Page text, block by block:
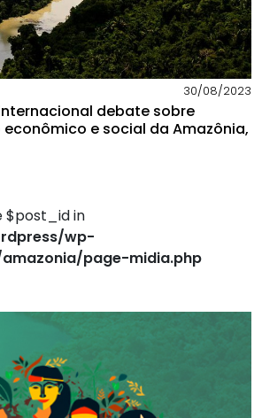
30/08/2023
debate sobre
e social da Amazônia,
$post_id in
wp-
page-midia.php